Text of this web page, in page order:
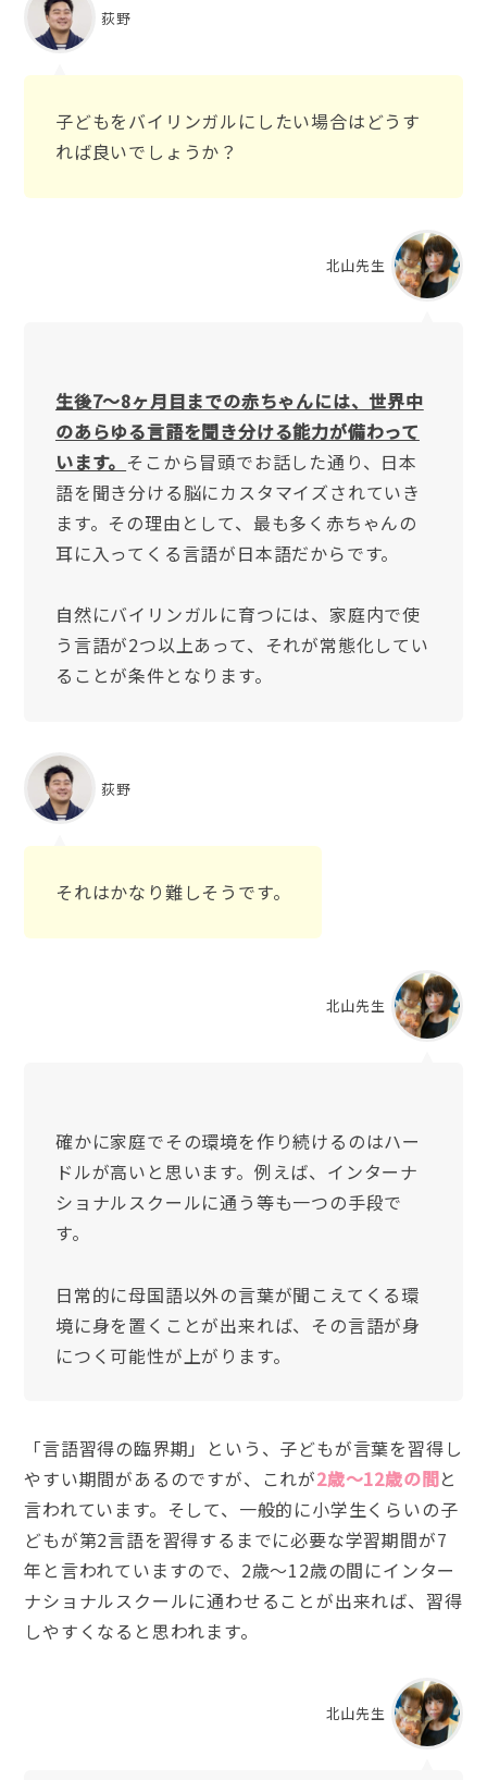
荻野
子どもをバイリンガルにしたい場合はどうす
れば良いでしょうか？
北山先生
生後7〜8ヶ月目までの赤ちゃんには、世界中
のあらゆる言語を聞き分ける能力が備わって
います。 そこから冒頭でお話した通り、日本
語を聞き分ける脳にカスタマイズされていき
ます。その理由として、最も多く赤ちゃんの
耳に入ってくる言語が日本語だからです。
自然にバイリンガルに育つには、家庭内で使
う言語が2つ以上あって、それが常態化してい
ることが条件となります。
荻野
それはかなり難しそうです。
北山先生
確かに家庭でその環境を作り続けるのはハー
ドルが高いと思います。例えば、インターナ
ショナルスクールに通う等も一つの手段で
す。
日常的に母国語以外の言葉が聞こえてくる環
境に身を置くことが出来れば、その言語が身
につく可能性が上がります。
「言語習得の臨界期」という、子どもが言葉を習得し
やすい期間があるのですが、これが2歳〜12歳の間と
言われています。そして、一般的に小学生くらいの子
どもが第2言語を習得するまでに必要な学習期間が7
年と言われていますので、2歳〜12歳の間にインター
ナショナルスクールに通わせることが出来れば、習得
しやすくなると思われます。
北山先生